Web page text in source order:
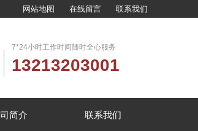
网站地图 在线留言 联系我们
7*24小时工作时间随时全心服务
13213203001
简介 联系我们